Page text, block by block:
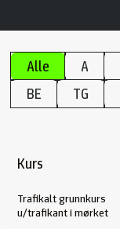
Alle A
BE
TG
Kurs
Trafikalt grunnkurs
u/trafikant i mørket